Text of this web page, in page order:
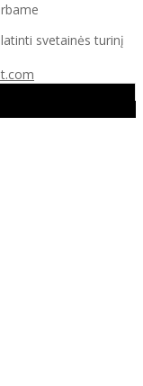
svetainės turinį